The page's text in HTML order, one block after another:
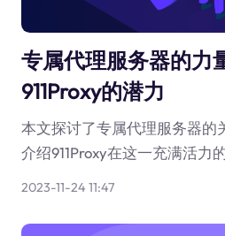
专属代理服务器的力
911Proxy的潜力
本文探讨了专属代理服务器的
介绍911Proxy在这一充满活力
2023-11-24 11:47